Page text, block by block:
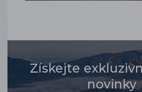
Získejte
novinky